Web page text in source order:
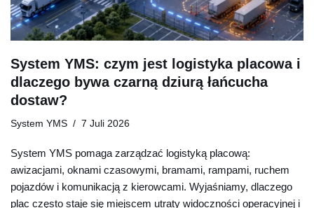
System YMS: czym jest logistyka placowa i
dlaczego bywa czarną dziurą łańcucha
dostaw?
System YMS 7 Juli 2026
System YMS pomaga zarządzać logistyką placową:
awizacjami, oknami czasowymi, bramami, rampami, ruchem
pojazdów i komunikacją z kierowcami. Wyjaśniamy, dlaczego
plac często staje się miejscem utraty widoczności operacyjnej i